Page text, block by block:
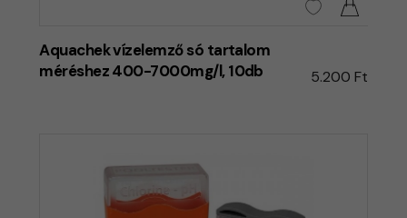
Aquachek vízelemző só tartalom
méréshez 400-7000mg/l, 10db
5.200 Ft